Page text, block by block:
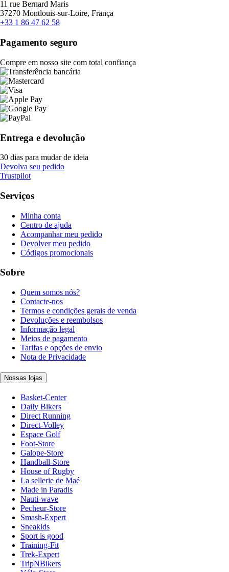
11 rue Bernard Maris
37270 Montlouis-sur-Loire, França
+33 1 86 47 62 58
Pagamento seguro
Compre em nosso site com total confiança
Entrega e devolução
30 dias para mudar de ideia
Devolva seu pedido
Trustpilot
Serviços
Minha conta
Centro de ajuda
Acompanhar meu pedido
Devolver meu pedido
Códigos promocionais
Sobre
Quem somos nós?
Contacte-nos
Termos e condições gerais de venda
Devoluções e reembolsos
Informação legal
Meios de pagamento
Tarifas e opções de envio
Nota de Privacidade
Nossas lojas
Basket-Center
Daily Bikers
Direct Running
Direct-Volley
Espace Golf
Foot-Store
Galope-Store
Handball-Store
House of Rugby
La sellerie de Maé
Made in Paradis
Nauti-wave
Pecheur-Store
Smash-Expert
Sneakids
Sport is good
Training-Fit
Trek-Expert
TripNBikers